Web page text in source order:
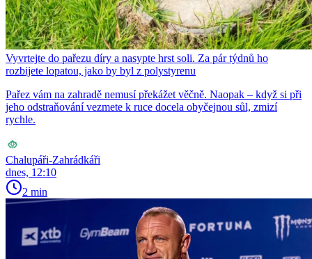
Vyvrtejte do pařezu díry a nasypte hrst soli. Za pár týdnů ho
rozbijete lopatou, jako by byl z polystyrenu
Pařez vám na zahradě nemusí překážet věčně. Naopak – když si při
jeho odstraňování vezmete k ruce docela obyčejnou sůl, zmizí
rychle.
Chalupáři-Zahrádkáři
dnes, 12:10
2 min